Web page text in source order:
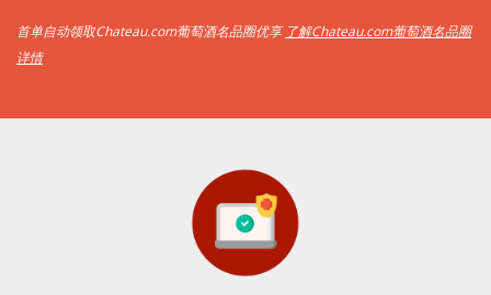
首单自动领取Chateau.com葡萄酒名品圈优享 了解Chateau.com葡萄酒名品圈
详情